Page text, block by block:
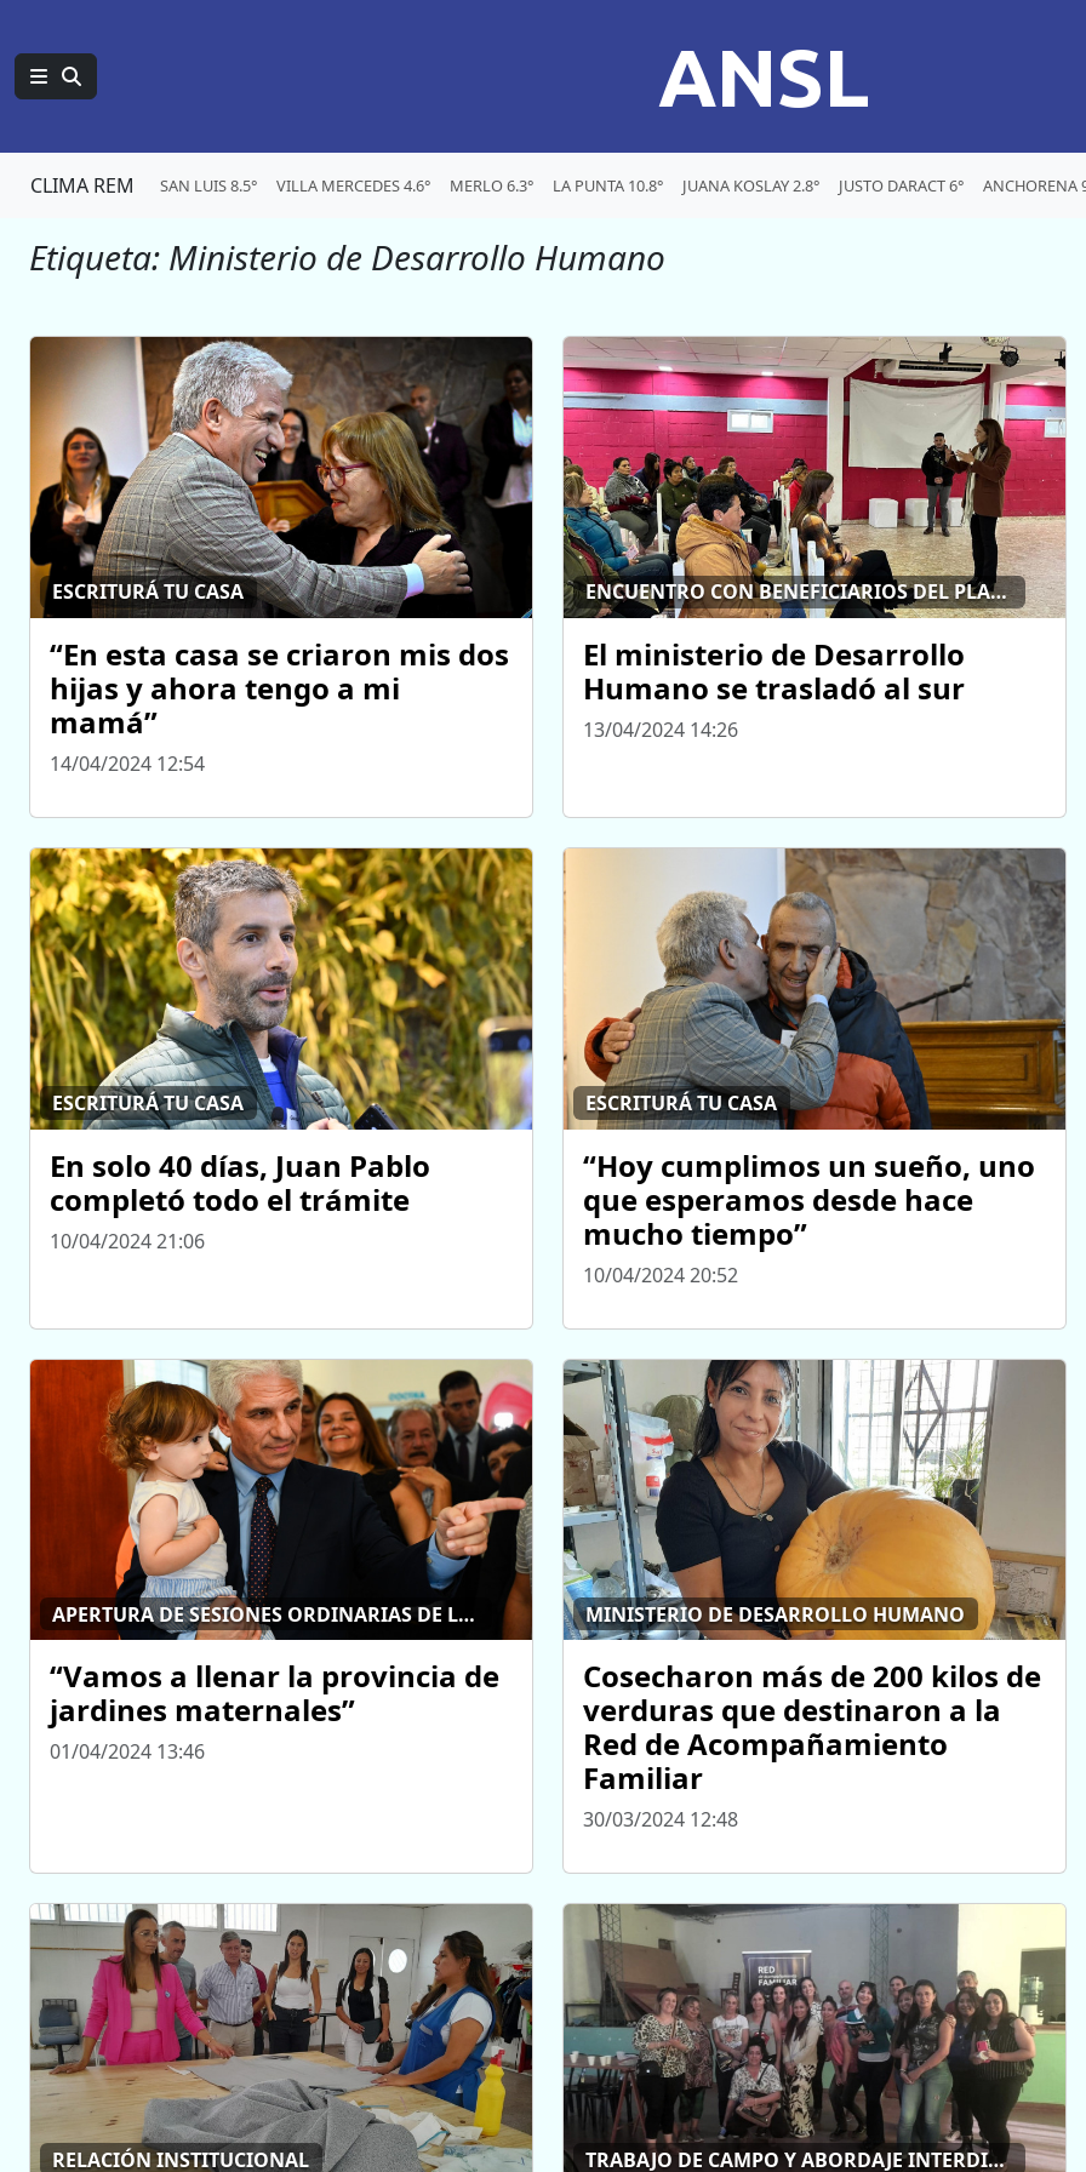
ANSL
CLIMA REM SAN LUIS 8.5° VILLA MERCEDES 4.6° MERLO 6.3° LA PUNTA 10.8° JUANA KOSLAY 2.8° JUSTO DARACT 6° ANCHORENA
Etiqueta: Ministerio de Desarrollo Humano
ESCRITURÁ TU CASA
“En esta casa se criaron mis dos
hijas y ahora tengo a mi
mamá”
14/04/2024 12:54
ENCUENTRO CON BENEFICIARIOS DEL PLAN DE INCLUSIÓN
El ministerio de Desarrollo
Humano se trasladó al sur
13/04/2024 14:26
ESCRITURÁ TU CASA
En solo 40 días, Juan Pablo
completó todo el trámite
10/04/2024 21:06
ESCRITURÁ TU CASA
“Hoy cumplimos un sueño, uno
que esperamos desde hace
mucho tiempo”
10/04/2024 20:52
APERTURA DE SESIONES ORDINARIAS DE LA LEGISLATURA
“Vamos a llenar la provincia de
jardines maternales”
01/04/2024 13:46
MINISTERIO DE DESARROLLO HUMANO
Cosecharon más de 200 kilos de
verduras que destinaron a la
Red de Acompañamiento
Familiar
30/03/2024 12:48
RELACIÓN INSTITUCIONAL TRABAJO DE CAMPO Y ABORDAJE INTERDISCIPLINARIO